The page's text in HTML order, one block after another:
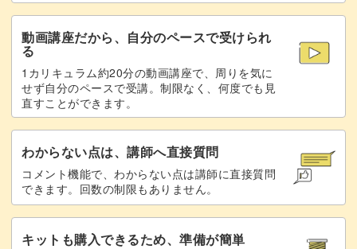
誕生日や記念日などの特別な日に喜ばれること間違いなし
です！
フレームの仕立て方を学んで、大事な作品を素敵に飾って
みませんか？
レッスンでお待ちしています！
動画講座だから、自分のペースで受けられ
る
1カリキュラム約20分の動画講座で、周りを気に
せず自分のペースで受講。制限なく、何度でも見
直すことができます。
わからない点は、講師へ直接質問
コメント機能で、わからない点は講師に直接質問
できます。回数の制限もありません。
キットも購入できるため、準備が簡単